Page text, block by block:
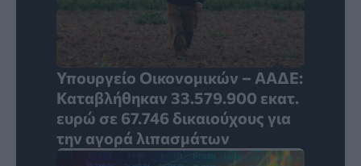
Υπουργείο Οικονομικών – ΑΑΔΕ:
Καταβλήθηκαν 33.579.900 εκατ.
ευρώ σε 67.746 δικαιούχους για
την αγορά λιπασμάτων